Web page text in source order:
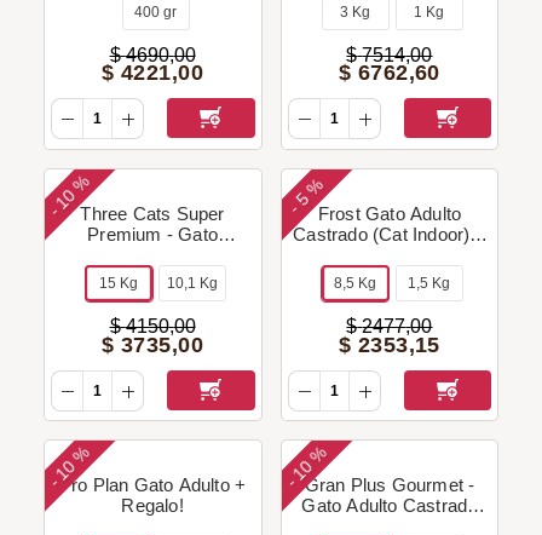
400 gr
$ 4690,00
$ 4221,00
3 Kg 1 Kg
$ 7514,00
$ 6762,60
-
10 %
Three Cats Super
Premium - Gato
Regalo!
15 Kg 10,1 Kg
$ 4150,00
$ 3735,00
-
5 %
Frost Gato Adulto
Castrado (Cat Indoor) +
8,5 Kg 1,5 Kg
$ 2477,00
$ 2353,15
-
10 %
Pro Plan Gato Adulto +
Regalo!
-
10 %
Gran Plus Gourmet -
Gato Adulto Castrado